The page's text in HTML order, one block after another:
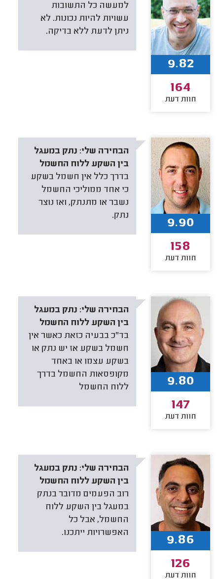
למעשה כל התשובות
עשויות להיות נכונות. לא
ניתן לדעת ללא בדיקה.
9.82
164
חוות דעת
הבחירה שלי: נתק במעגל
בין השקע ללוח החשמל
בדרך כלל אין חשמל בשקע
כי אחד ממוליכי החשמל
נשבר או מתנתק, ואז נוצר
נתק.
9.90
158
חוות דעת
הבחירה שלי: נתק במעגל
בין השקע ללוח החשמל
בד"כ בבעיה כזאת כאשר אין
חשמל בשקע אז יש נתק או
בשקע עצמו או באחד
מקופסאות החשמל בדרך
ללוח החשמל
9.80
147
חוות דעת
הבחירה שלי: נתק במעגל
בין השקע ללוח החשמל
רוב הפעמים מדובר בנתק
במעגל בין השקע ללוח
החשמל, אבל כל
האפשרויות ייתכנו.
9.86
126
חוות דעת